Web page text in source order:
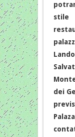
stile
dei